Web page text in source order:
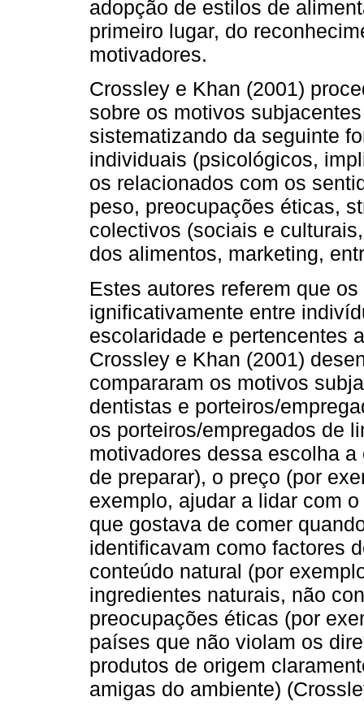
adopção de estilos de
primeiro lugar, do
motivadores.
Crossley e Khan (2001)
sobre os motivos
sistematizando da seguinte
individuais (psicológicos,
os relacionados com os
peso, preocupações éticas,
colectivos (sociais e
dos alimentos, marketing,
Estes autores referem que
ignificativamente entre
escolaridade e pertencentes
Crossley e Khan (2001)
compararam os motivos
dentistas e porteiros/
os porteiros/empregados de
motivadores dessa escolha
de preparar), o preço (por
exemplo, ajudar a lidar com
que gostava de comer
identificavam como factores
conteúdo natural (por
ingredientes naturais, não
preocupações éticas (por
países que não violam os
produtos de origem
amigas do ambiente)